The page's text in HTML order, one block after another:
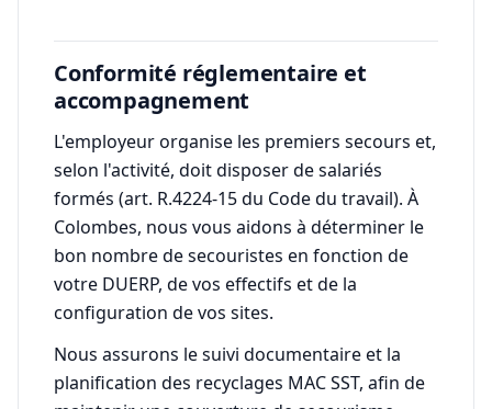
Conformité réglementaire et
accompagnement
L'employeur organise les premiers secours et,
selon l'activité, doit disposer de salariés
formés (art. R.4224-15 du Code du travail). À
Colombes, nous vous aidons à déterminer le
bon nombre de secouristes en fonction de
votre DUERP, de vos effectifs et de la
configuration de vos sites.
Nous assurons le suivi documentaire et la
planification des recyclages MAC SST, afin de